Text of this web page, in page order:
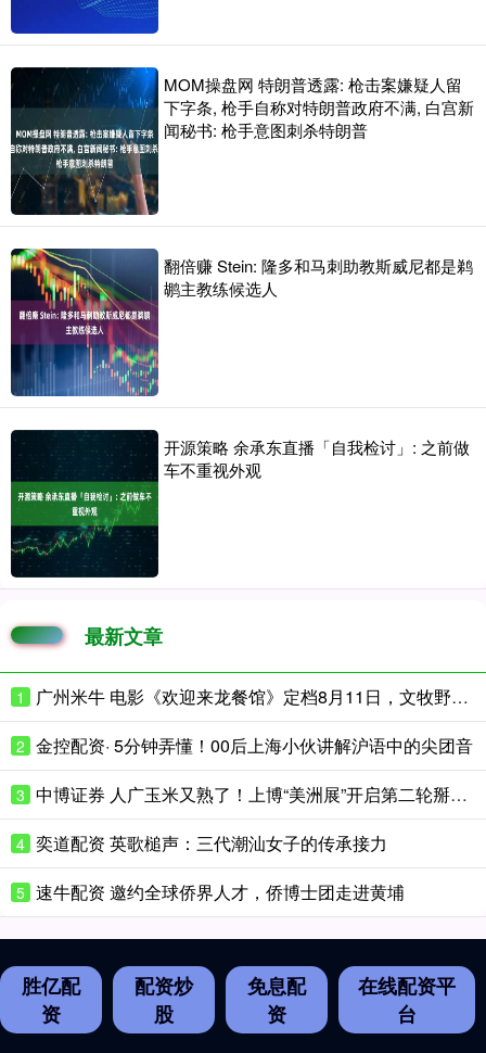
MOM操盘网 特朗普透露: 枪击案嫌疑人留
下字条, 枪手自称对特朗普政府不满, 白宫新
闻秘书: 枪手意图刺杀特朗普
翻倍赚 Stein: 隆多和马刺助教斯威尼都是鹈
鹕主教练候选人
开源策略 余承东直播「自我检讨」: 之前做
车不重视外观
最新文章
1 广州米牛 电影《欢迎来龙餐馆》定档8月11日，文牧野沈腾蒋奇明带中餐闯中东
2 金控配资· 5分钟弄懂！00后上海小伙讲解沪语中的尖团音
3 中博证券 人广玉米又熟了！上博“美洲展”开启第二轮掰玉米
4 奕道配资 英歌槌声：​三代潮汕女子的传承接力
5 速牛配资 邀约全球侨界人才，侨博士团走进黄埔
胜亿配
资
配资炒
股
免息配
资
在线配资平
台